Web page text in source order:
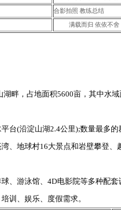
合影拍照教练总结
满载而归依依不舍
，占地面积5600亩，其中水域
(沿淀山湖2.4公里);数量最多的
、地球村16大景点和岩壁攀登
游泳馆、4D电影院等多种配套
训、娱乐、度假需求。